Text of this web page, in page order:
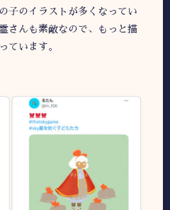
子のイラストが多くなってい
さんも素敵なので、もっと描
ています。